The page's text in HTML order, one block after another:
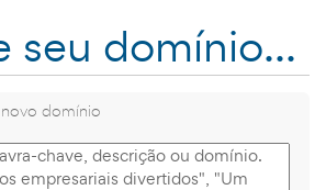
seu domínio...
domínio